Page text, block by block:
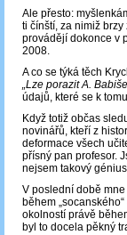
Ale přesto:
ti čínští, za nimiž
provádějí dokonce v
2008.
A co se týká těch
„Lze porazit A.
údajů, které se k
Když totiž občas
novinářů, kteří z
deformace všech
přísný pan profesor.
nejsem takový
V poslední době
během
okolností právě
byl to docela pěkný